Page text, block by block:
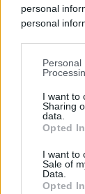
personal
personal
You may
disclosure of
by third
downstream
by us to third
Downstream
further
Personal
I want to
Sharing
data.
Opted In
I want to
Sale of
Data.
Opted In
diRedazione
UN 2026
Un